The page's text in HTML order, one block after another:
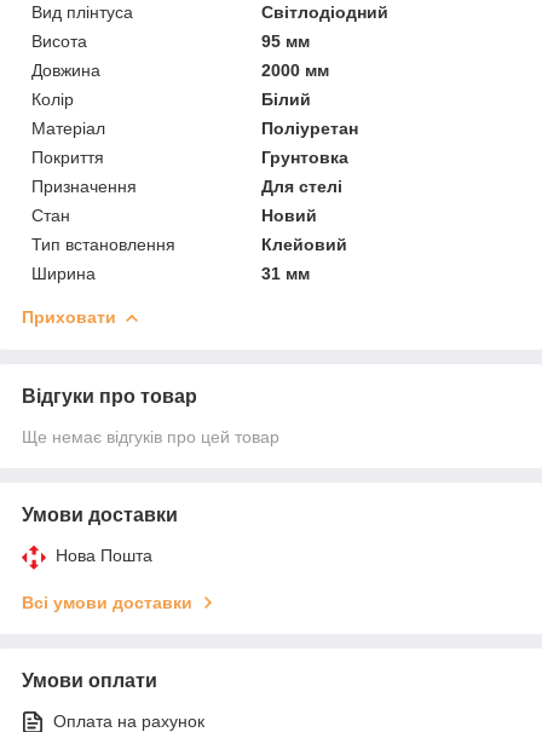
Вид плінтуса
Світлодіодний
Висота
95 мм
Довжина
2000 мм
Колір
Білий
Матеріал
Поліуретан
Покриття
Грунтовка
Призначення
Для стелі
Стан
Новий
Тип встановлення
Клейовий
Ширина
31 мм
Приховати
Відгуки про товар
Ще немає відгуків про цей товар
Умови доставки
Нова Пошта
Всі умови доставки
Умови оплати
Оплата на рахунок